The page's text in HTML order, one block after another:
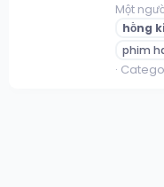
Một
hồng
phim